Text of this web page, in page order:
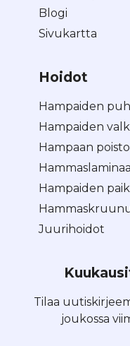
Blogi
Sivukartta
Hoidot
Hampaiden
Hampaiden
Hampaan poisto
Hampaiden
Juurihoidot
Tilaa
joukossa